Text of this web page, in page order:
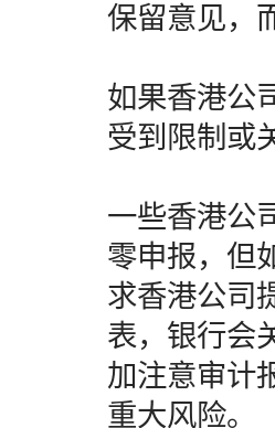
保留意见，
如果香港公
受到限制或
一些香港公
零申报，但
求香港公司
表，银行会
加注意审计
重大风险。